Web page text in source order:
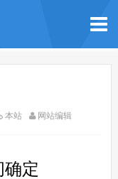
本站 网站编辑
确定